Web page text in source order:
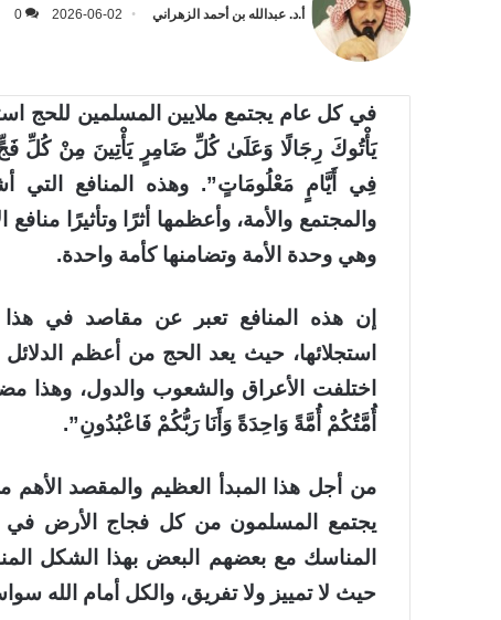
أ.د. عبدالله بن أحمد الزهراني 2026-06-02
0
في كل عام يجتمع ملايين المسلمين للحج
فِي أَيَّامٍ مَعْلُومَاتٍ”. وهذه المنافع التي
والمجتمع والأمة، وأعظمها أثرًا وتأثيرًا
وهي وحدة الأمة وتضامنها كأمة واحدة.
إن هذه المنافع تعبر عن مقاصد في هذا
استجلائها، حيث يعد الحج من أعظم
اختلفت الأعراق والشعوب والدول، وهذا
أُمَّتُكُمْ أُمَّةً وَاحِدَةً وَأَنَا رَبُّكُمْ فَاعْبُدُونِ”.
من أجل هذا المبدأ العظيم والمقصد
يجتمع المسلمون من كل فجاج الأرض في
المناسك مع بعضهم البعض بهذا الشكل
حيث لا تمييز ولا تفريق، والكل أمام الله